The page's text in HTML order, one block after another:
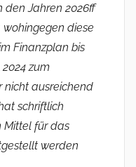
den Jahren 2026ff
diese
Finanzplan bis
zum
nicht ausreichend
schriftlich
Mittel für das
werden